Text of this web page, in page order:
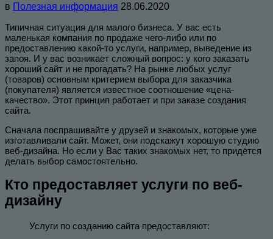
в Полезная информация 28.06.2020
Типичная ситуация для малого бизнеса. У вас есть
маленькая компания по продаже чего-либо или по
предоставлению какой-то услуги, например, выведение из
запоя. И у вас возникает сложный вопрос: у кого заказать
хороший сайт и не прогадать? На рынке любых услуг
(товаров) основным критерием выбора для заказчика
(покупателя) является известное соотношение «цена-
качество». Этот принцип работает и при заказе создания
сайта.
Сначала поспрашивайте у друзей и знакомых, которые уже
изготавливали сайт. Может, они подскажут хорошую студию
веб-дизайна. Но если у Вас таких знакомых нет, то придётся
делать выбор самостоятельно.
Кто предоставляет услуги по веб-
дизайну
Услуги по созданию сайта предоставляют: